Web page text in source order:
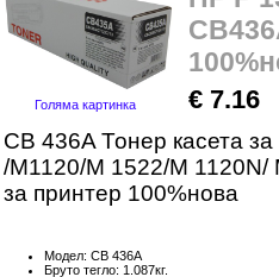
Голяма картинка € 7.16
CB 436A Тонер касета
/M1120/M 1522/M 1120N/
за принтер 100%нова
Модел: CB 436A
Бруто тегло: 1.087кг.